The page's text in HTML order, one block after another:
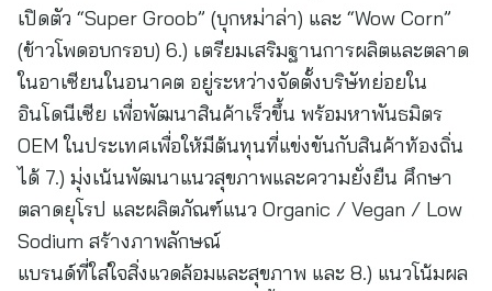
เปิดตัว “Super Groob” (บุกหม่าล่า) และ “Wow Corn”
(ข้าวโพดอบกรอบ) 6.) เตรียมเสริมฐานการผลิตและตลาด
ในอาเซียนในอนาคต อยู่ระหว่างจัดตั้งบริษัทย่อยใน
อินโดนีเซีย เพื่อพัฒนาสินค้าเร็วขึ้น พร้อมหาพันธมิตร
OEM ในประเทศเพื่อให้มีต้นทุนที่แข่งขันกับสินค้าท้องถิ่น
ได้ 7.) มุ่งเน้นพัฒนาแนวสุขภาพและความยั่งยืน ศึกษา
ตลาดยุโรป และผลิตภัณฑ์แนว Organic / Vegan / Low
Sodium สร้างภาพลักษณ์
แบรนด์ที่ใส่ใจสิ่งแวดล้อมและสุขภาพ และ 8.) แนวโน้มผล